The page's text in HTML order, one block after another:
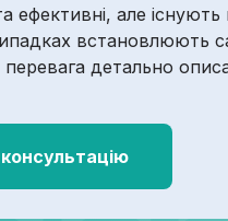
ефективні, але існують
встановлюють
перевага детально